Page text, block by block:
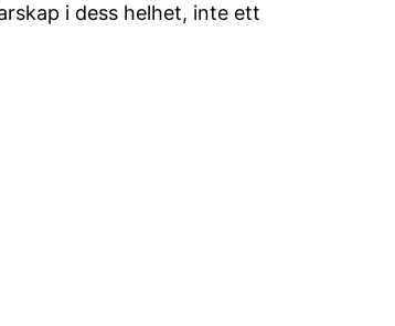
i dess helhet, inte ett